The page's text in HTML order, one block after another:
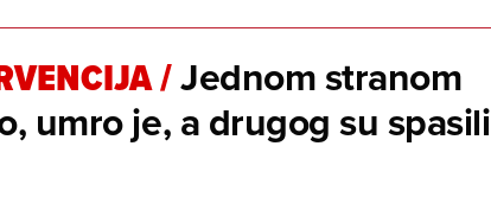
/Jednom stranom
umro je, a drugog su spasili